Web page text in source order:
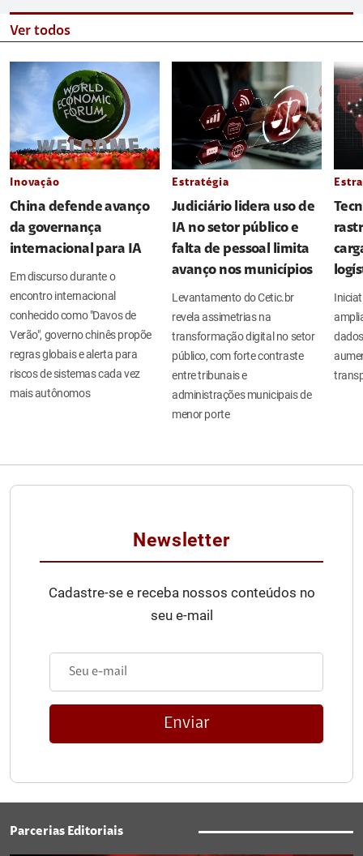
Ver todos
Inovação
China defende avanço
da governança
internacional para IA
Em discurso durante o
encontro internacional
conhecido como "Davos de
Verão", governo chinês propõe
regras globais e alerta para
riscos de sistemas cada vez
mais autônomos
Estratégia
Judiciário lidera uso de
IA no setor público e
falta de pessoal limita
avanço nos municípios
Levantamento do Cetic.br
revela assimetrias na
transformação digital no setor
público, com forte contraste
entre tribunais e
administrações municipais de
menor porte
Newsletter
Cadastre-se e receba nossos conteúdos no
seu e-mail
Enviar
Parcerias Editoriais